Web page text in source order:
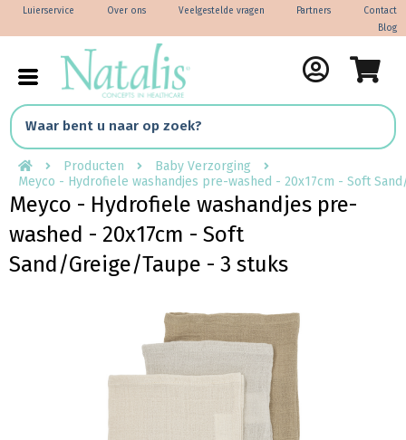
Contact
Partners
Veelgestelde vragen
Over ons
Luierservice
Blog
Producten
Baby Verzorging
Meyco - Hydrofiele washandjes pre-washed - 20x17cm - Soft
Meyco - Hydrofiele washandjes pre-
washed - 20x17cm - Soft
Sand/Greige/Taupe - 3 stuks